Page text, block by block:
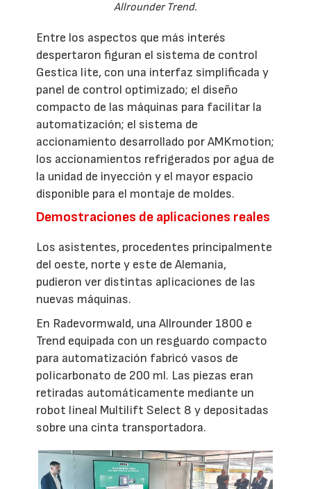
Allrounder Trend.
Entre los aspectos que más interés
despertaron figuran el sistema de control
Gestica lite, con una interfaz simplificada y
panel de control optimizado; el diseño
compacto de las máquinas para facilitar la
automatización; el sistema de
accionamiento desarrollado por AMKmotion;
los accionamientos refrigerados por agua de
la unidad de inyección y el mayor espacio
disponible para el montaje de moldes.
Demostraciones de aplicaciones reales
Los asistentes, procedentes principalmente
del oeste, norte y este de Alemania,
pudieron ver distintas aplicaciones de las
nuevas máquinas.
En Radevormwald, una Allrounder 1800 e
Trend equipada con un resguardo compacto
para automatización fabricó vasos de
policarbonato de 200 ml. Las piezas eran
retiradas automáticamente mediante un
robot lineal Multilift Select 8 y depositadas
sobre una cinta transportadora.